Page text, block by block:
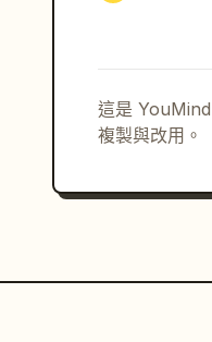
這是
複製與改用。